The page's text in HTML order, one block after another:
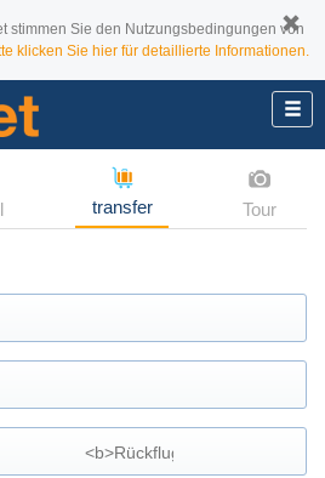
stimmen Sie den Nutzungsbedingungen von
klicken Sie hier für detaillierte Informationen.
transfer Tour